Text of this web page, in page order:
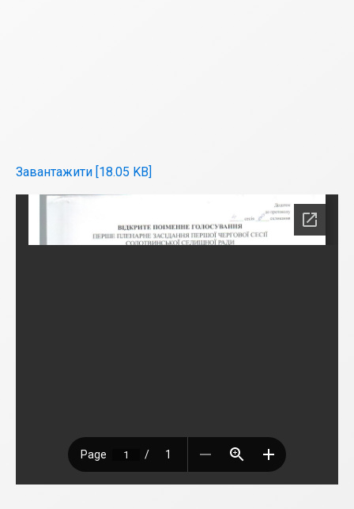
Завантажити [18.05 KB]